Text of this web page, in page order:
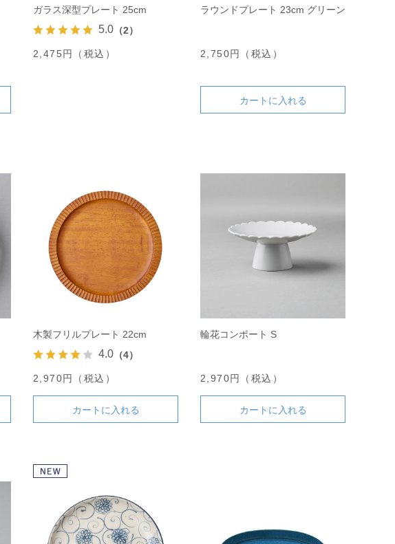
ガラス深型プレート 25cm
5.0 （2）
2,475円（税込）
ラウンドプレート 23cm グリーン
2,750円（税込）
カートに入れる
木製フリルプレート 22cm
4.0 （4）
2,970円（税込）
カートに入れる
輪花コンポート S
2,970円（税込）
カートに入れる